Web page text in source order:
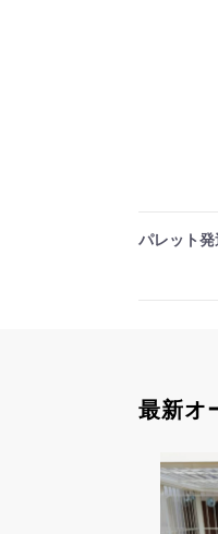
パレット
最新オ